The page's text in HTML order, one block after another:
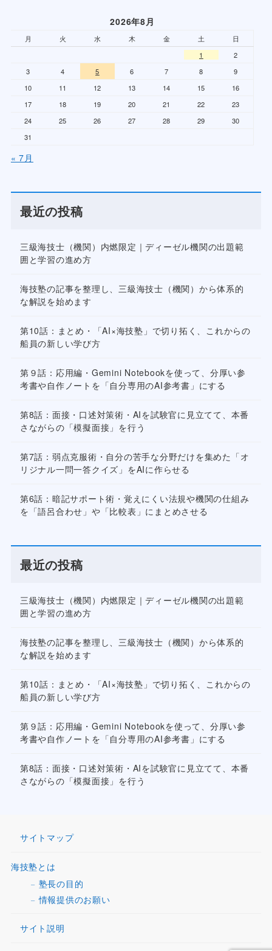
2026年8月
月 火 水 木 金 土
日
1
2
3
4 5 6 7 8
9
10
11 12 13 14 15
16
17
18 19 20 21 22
23
24
25 26 27 28 29
30
31
« 7月
最近の投稿
三級海技士（機関）内燃限定｜ディーゼル機関の出題範
囲と学習の進め方
海技塾の記事を整理し、三級海技士（機関）から体系的
な解説を始めます
第10話：まとめ・「AI×海技塾」で切り拓く、これからの
船員の新しい学び方
第９話：応用編・Gemini Notebookを使って、分厚い参
考書や自作ノートを「自分専用のAI参考書」にする
第8話：面接・口述対策術・AIを試験官に見立てて、本番
さながらの「模擬面接」を行う
第7話：弱点克服術・自分の苦手な分野だけを集めた「オ
リジナル一問一答クイズ」をAIに作らせる
第6話：暗記サポート術・覚えにくい法規や機関の仕組み
を「語呂合わせ」や「比較表」にまとめさせる
最近の投稿
三級海技士（機関）内燃限定｜ディーゼル機関の出題範
囲と学習の進め方
海技塾の記事を整理し、三級海技士（機関）から体系的
な解説を始めます
第10話：まとめ・「AI×海技塾」で切り拓く、これからの
船員の新しい学び方
第９話：応用編・Gemini Notebookを使って、分厚い参
考書や自作ノートを「自分専用のAI参考書」にする
第8話：面接・口述対策術・AIを試験官に見立てて、本番
さながらの「模擬面接」を行う
サイトマップ
海技塾とは
塾長の目的
情報提供のお願い
サイト説明